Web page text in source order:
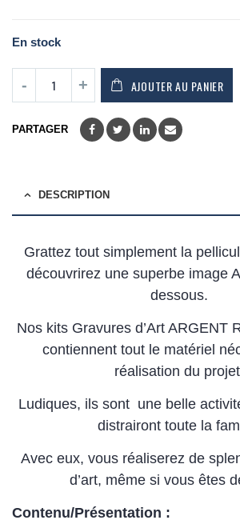
En stock
AJOUTER AU PANIER
PARTAGER
DESCRIPTION
Grattez tout simplement la
découvrirez une superbe image
dessous.
Nos kits Gravures d’Art ARGENT
contiennent tout le matériel
réalisation du
Ludiques, ils sont une belle
distrairont toute la
Avec eux, vous réaliserez de
d’art, même si vous êtes
Contenu/Présentation :